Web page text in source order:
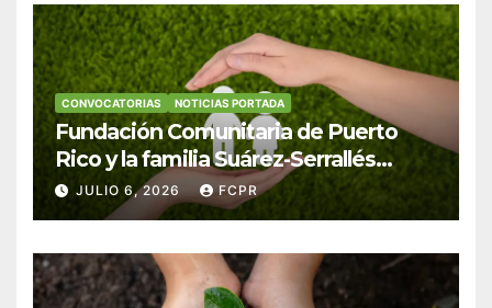
CONVOCATORIAS NOTICIAS PORTADA
Fundación Comunitaria de Puerto
Rico y la familia Suárez-Serrallés
anuncian convocatoria para
fortalecer hogares y albergues
JULIO 6, 2026 FCPR